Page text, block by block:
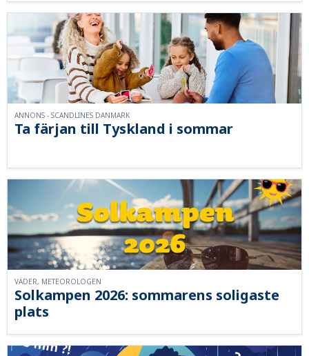
Ta färjan till Tyskland i sommar
ANNONS - SCANDLINES DANMARK
Solkampen 2026: sommarens soligaste
plats
VÄDER, METEOROLOGEN